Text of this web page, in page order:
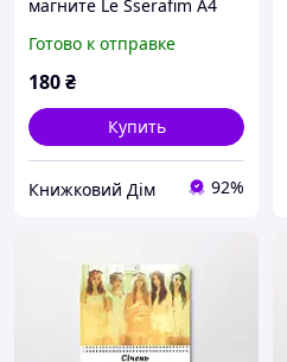
магните Le Sserafim А4
Готово к отправке
180₴
Купить
Книжковий Дім 92%